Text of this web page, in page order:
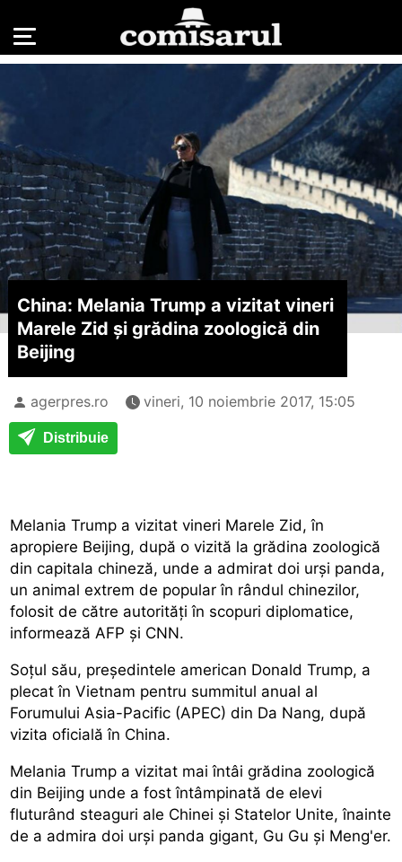
China: Melania Trump a vizitat vineri
Marele Zid și grădina zoologică din
Beijing
agerpres.ro vineri, 10 noiembrie 2017, 15:05
Distribuie
Melania Trump a vizitat vineri Marele Zid, în
apropiere Beijing, după o vizită la grădina zoologică
din capitala chineză, unde a admirat doi urși panda,
un animal extrem de popular în rândul chinezilor,
folosit de către autorități în scopuri diplomatice,
informează AFP și CNN.
Soțul său, președintele american Donald Trump, a
plecat în Vietnam pentru summitul anual al
Forumului Asia-Pacific (APEC) din Da Nang, după
vizita oficială în China.
Melania Trump a vizitat mai întâi grădina zoologică
din Beijing unde a fost întâmpinată de elevi
fluturând steaguri ale Chinei și Statelor Unite, înainte
de a admira doi urși panda gigant, Gu Gu și Meng'er.